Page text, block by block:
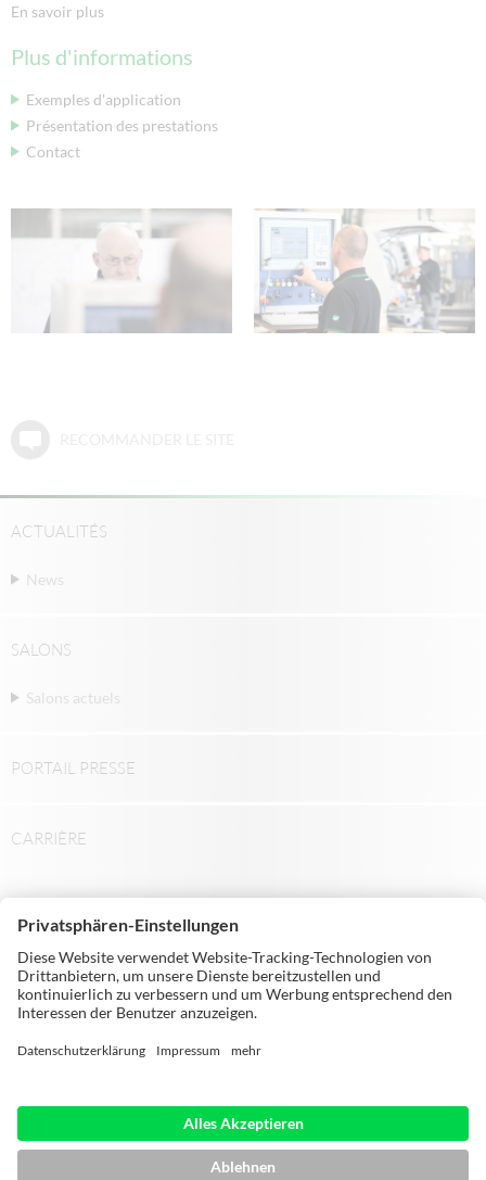
En savoir plus
Plus d'informations
Exemples d'application
Présentation des prestations
Contact
ACTUALITÉS
News
SALONS
Salons actuels
PORTAIL PRESSE
CARRIÈRE
Telephone: +49 9341 860
MENTIONS LÉGALES